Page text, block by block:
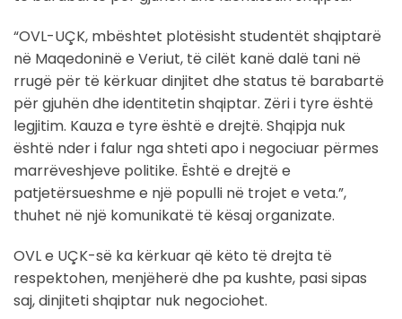
“OVL-UÇK, mbështet plotësisht studentët shqiptarë
në Maqedoninë e Veriut, të cilët kanë dalë tani në
rrugë për të kërkuar dinjitet dhe status të barabartë
për gjuhën dhe identitetin shqiptar. Zëri i tyre është
legjitim. Kauza e tyre është e drejtë. Shqipja nuk
është nder i falur nga shteti apo i negociuar përmes
marrëveshjeve politike. Është e drejtë e
patjetërsueshme e një populli në trojet e veta.”,
thuhet në një komunikatë të kësaj organizate.
OVL e UÇK-së ka kërkuar që këto të drejta të
respektohen, menjëherë dhe pa kushte, pasi sipas
saj, dinjiteti shqiptar nuk negociohet.